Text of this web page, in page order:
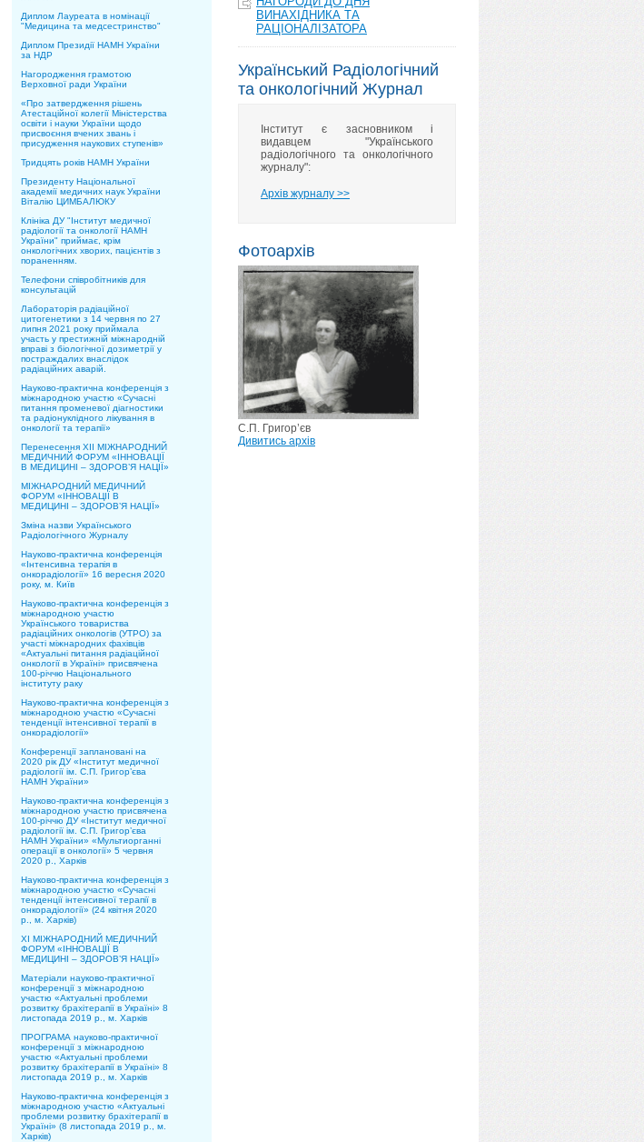
Диплом Лауреата в номінації
"Медицина та медсестринство"
Диплом Президії НАМН України
за НДР
Нагородження грамотою
Верховної ради України
«Про затвердження рішень
Атестаційної колегії Міністерства
освіти і науки України щодо
присвоєння вчених звань і
присудження наукових ступенів»
Тридцять років НАМН України
Президенту Національної
академії медичних наук України
Віталію ЦИМБАЛЮКУ
Клініка ДУ "Інститут медичної
радіології та онкології НАМН
України" приймає, крім
онкологічних хворих, пацієнтів з
пораненням.
Телефони співробітників для
консультацій
Лабораторія радіаційної
цитогенетики з 14 червня по 27
липня 2021 року приймала
участь у престижній міжнародній
вправі з біологічної дозиметрії у
постраждалих внаслідок
радіаційних аварій.
Науково-практична конференція з
міжнародною участю «Сучасні
питання променевої діагностики
та радіонуклідного лікування в
онкології та терапії»
Перенесення XII МІЖНАРОДНИЙ
МЕДИЧНИЙ ФОРУМ «ІННОВАЦІЇ
В МЕДИЦИНІ – ЗДОРОВ’Я НАЦІЇ»
МІЖНАРОДНИЙ МЕДИЧНИЙ
ФОРУМ «ІННОВАЦІЇ В
МЕДИЦИНІ – ЗДОРОВ’Я НАЦІЇ»
Зміна назви Українського
Радіологічного Журналу
Науково-практична конференція
«Інтенсивна терапія в
онкорадіології» 16 вересня 2020
року, м. Київ
Науково-практична конференція з
міжнародною участю
Українського товариства
радіаційних онкологів (УТРО) за
участі міжнародних фахівців
«Актуальні питання радіаційної
онкології в Україні» присвячена
100-річчю Національного
інституту раку
Науково-практична конференція з
міжнародною участю «Сучасні
тенденції інтенсивної терапії в
онкорадіології»
Конференції заплановані на
2020 рік ДУ «Інститут медичної
радіології ім. С.П. Григор’єва
НАМН України»
Науково-практична конференція з
міжнародною участю присвячена
100-річчю ДУ «Інститут медичної
радіології ім. С.П. Григор’єва
НАМН України» «Мультиорганні
операції в онкології» 5 червня
2020 р., Харків
Науково-практична конференція з
міжнародною участю «Сучасні
тенденції інтенсивної терапії в
онкорадіології» (24 квітня 2020
р., м. Харків)
XІ МІЖНАРОДНИЙ МЕДИЧНИЙ
ФОРУМ «ІННОВАЦІЇ В
МЕДИЦИНІ – ЗДОРОВ’Я НАЦІЇ»
Матеріали науково-практичної
конференції з міжнародною
участю «Актуальні проблеми
розвитку брахітерапії в Україні» 8
листопада 2019 р., м. Харків
ПРОГРАМА науково-практичної
конференції з міжнародною
участю «Актуальні проблеми
розвитку брахітерапії в Україні» 8
листопада 2019 р., м. Харків
Науково-практична конференція з
міжнародною участю «Актуальні
проблеми розвитку брахітерапії в
Україні» (8 листопада 2019 р., м.
Харків)
ВИНАХІДНИКА ТА
РАЦІОНАЛІЗАТОРА
Український Радіологічний
та онкологічний Журнал
Інститут є засновником і
видавцем "Українського
радіологічного та онкологічного
журналу":
Архів журналу >>
Фотоархів
С.П. Григор’єв
Дивитись архів